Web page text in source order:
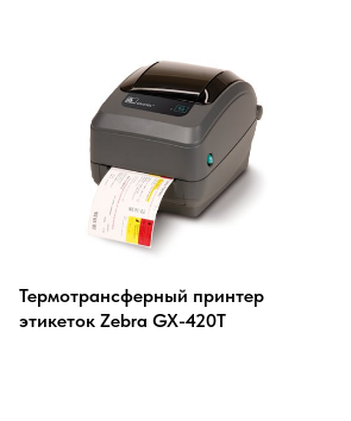
Термотрансферный принтер
этикеток Zebra GX-420T